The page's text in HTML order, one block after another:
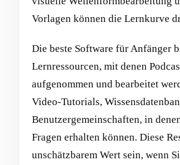
Vorlagen können die Lernkurve
Die beste Software für Anfänger
Lernressourcen, mit denen
aufgenommen und bearbeitet
Video-Tutorials,
Benutzergemeinschaften, in
Fragen erhalten können. Diese
unschätzbarem Wert sein, wenn